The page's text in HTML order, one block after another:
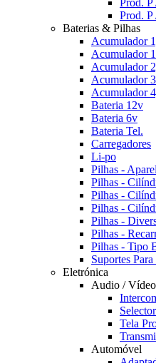
Prod. P
Prod. P
Baterias & Pilhas
Acumulador
Acumulador
Acumulador
Acumulador
Acumulador
Bateria 12v
Bateria 6v
Bateria Tel.
Carregadores
Li-po
Pilhas -
Pilhas -
Pilhas -
Pilhas -
Pilhas -
Pilhas -
Pilhas - Tipo
Suportes
Eletrónica
Audio / Vídeo
Tela
Automóvel